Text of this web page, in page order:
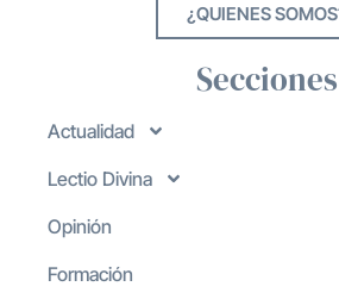
¿QUIENES
Secciones
Actualidad
Lectio Divina
Opinión
Formación